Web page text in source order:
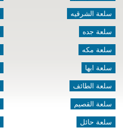
سلعة الشرقيه
سلعة جده
سلعة مكه
سلعة ابها
سلعة الطائف
سلعة القصيم
سلعة حائل